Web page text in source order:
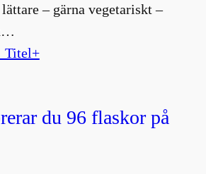
– gärna vegetariskt –
du 96 flaskor på